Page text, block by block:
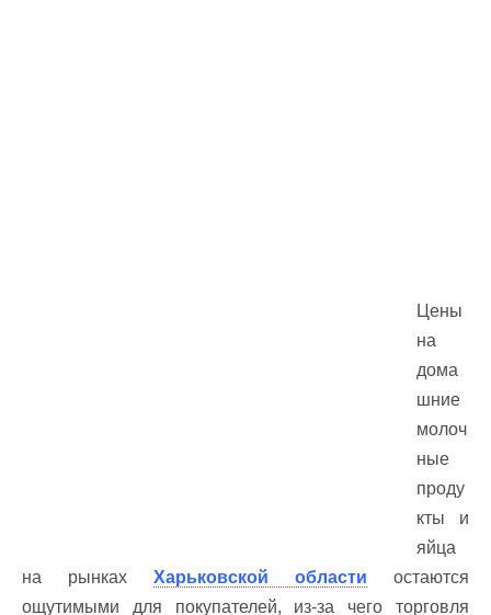
Цены
на
дома
шние
молоч
ные
проду
кты и
яйца
на рынках Харьковской области остаются
ощутимыми для покупателей, из-за чего торговля